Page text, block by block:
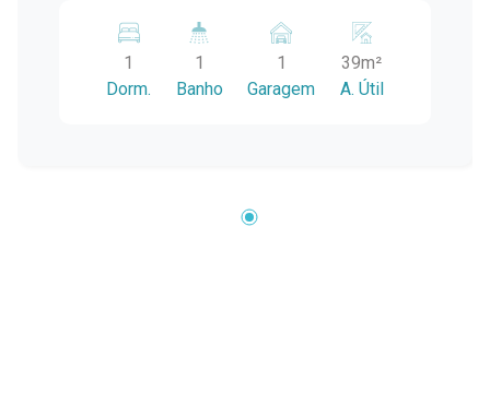
quem busca um espaço moderno e funcional em
uma área central. Ambiente agradável com
diversas lojas no saguão do prédio. Excelente
1
Dorm.
1
Banho
1
Garagem
39m²
A. Útil